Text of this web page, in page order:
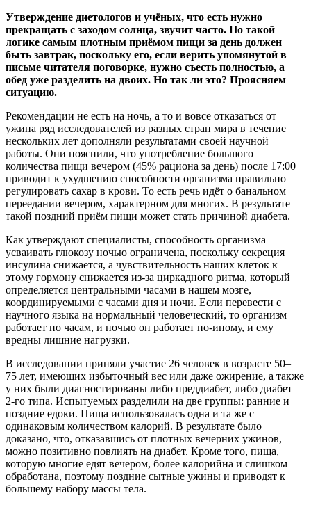
Утверждение диетологов и учёных, что есть нужно
прекращать с заходом солнца, звучит часто. По такой
логике самым плотным приёмом пищи за день должен
быть завтрак, поскольку его, если верить упомянутой в
письме читателя поговорке, нужно съесть полностью, а
обед уже разделить на двоих. Но так ли это? Проясняем
ситуацию.
Рекомендации не есть на ночь, а то и вовсе отказаться от
ужина ряд исследователей из разных стран мира в течение
нескольких лет дополняли результатами своей научной
работы. Они пояснили, что употребление большого
количества пищи вечером (45% рациона за день) после 17:00
приводит к ухудшению способности организма правильно
регулировать сахар в крови. То есть речь идёт о банальном
переедании вечером, характерном для многих. В результате
такой поздний приём пищи может стать причиной диабета.
Как утверждают специалисты, способность организма
усваивать глюкозу ночью ограничена, поскольку секреция
инсулина снижается, а чувствительность наших клеток к
этому гормону снижается из-за циркадного ритма, который
определяется центральными часами в нашем мозге,
координируемыми с часами дня и ночи. Если перевести с
научного языка на нормальный человеческий, то организм
работает по часам, и ночью он работает по-иному, и ему
вредны лишние нагрузки.
В исследовании приняли участие 26 человек в возрасте 50–
75 лет, имеющих избыточный вес или даже ожирение, а также
у них были диагностированы либо преддиабет, либо диабет
2‑го типа. Испытуемых разделили на две группы: ранние и
поздние едоки. Пища использовалась одна и та же с
одинаковым количеством калорий. В результате было
доказано, что, отказавшись от плотных вечерних ужинов,
можно позитивно повлиять на диабет. Кроме того, пища,
которую многие едят вечером, более калорийна и слишком
обработана, поэтому поздние сытные ужины и приводят к
большему набору массы тела.